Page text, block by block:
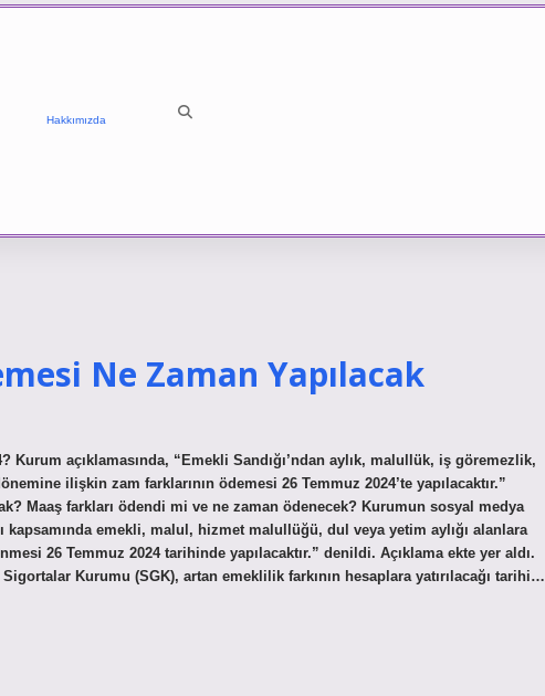
Hakkımızda
Ne Zaman Yapılacak
Kurum açıklamasında, “Emekli Sandığı’ndan aylık, malullük, iş göremezlik,
ilişkin zam farklarının ödemesi 26 Temmuz 2024’te yapılacaktır.”
Maaş farkları ödendi mi ve ne zaman ödenecek? Kurumun sosyal medya
kapsamında emekli, malul, hizmet malullüğü, dul veya yetim aylığı alanlara
26 Temmuz 2024 tarihinde yapılacaktır.” denildi. Açıklama ekte yer aldı.
Kurumu (SGK), artan emeklilik farkının hesaplara yatırılacağı tarihi…